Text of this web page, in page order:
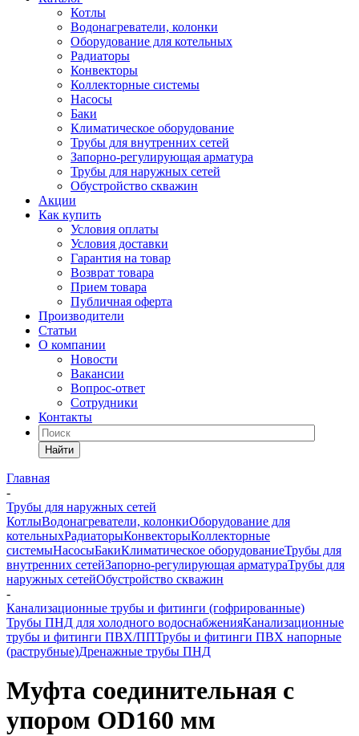
Котлы
Водонагреватели, колонки
Оборудование для котельных
Радиаторы
Конвекторы
Коллекторные системы
Насосы
Баки
Климатическое оборудование
Трубы для внутренних сетей
Запорно-регулирующая арматура
Трубы для наружных сетей
Обустройство скважин
Акции
Как купить
Условия оплаты
Условия доставки
Гарантия на товар
Возврат товара
Прием товара
Публичная оферта
Производители
Статьи
О компании
Новости
Вакансии
Вопрос-ответ
Сотрудники
Контакты
Найти
Главная
-
Трубы для наружных сетей
КотлыВодонагреватели, колонкиОборудование для
котельныхРадиаторыКонвекторыКоллекторные
системыНасосыБакиКлиматическое оборудованиеТрубы для
внутренних сетейЗапорно-регулирующая арматураТрубы для
наружных сетейОбустройство скважин
-
Канализационные трубы и фитинги (гофрированные)
Трубы ПНД для холодного водоснабженияКанализационные
трубы и фитинги ПВХ/ППТрубы и фитинги ПВХ напорные
(раструбные)Дренажные трубы ПНД
Муфта соединительная с
упором OD160 мм